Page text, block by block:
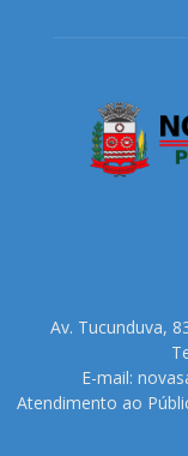
Av. Tucunduva,
E-mail:
Atendimento ao